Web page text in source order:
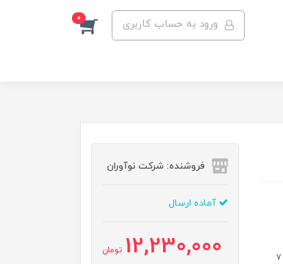
ورود به حساب کاربری 0
ویژگی های محصول:: بالانس طول : 300 سانتی متر عرض: 12 سانتی متر ارتفاع: 7
فروشنده: شرکت نوآوران
آماده ارسال
12,230,000 تومان